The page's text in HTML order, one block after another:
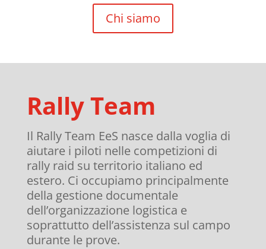
Chi siamo
Rally Team
Il Rally Team EeS nasce dalla voglia di
aiutare i piloti nelle competizioni di
rally raid su territorio italiano ed
estero. Ci occupiamo principalmente
della gestione documentale
dell’organizzazione logistica e
soprattutto dell’assistenza sul campo
durante le prove.